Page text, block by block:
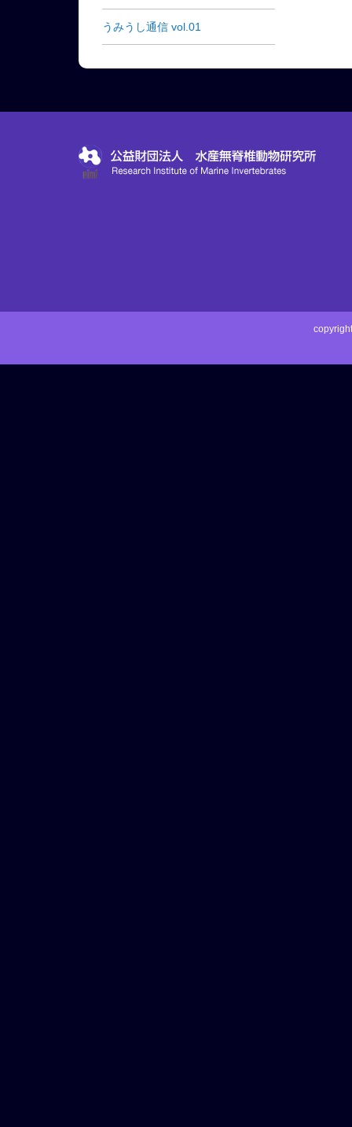
うみうし通信 vol.01